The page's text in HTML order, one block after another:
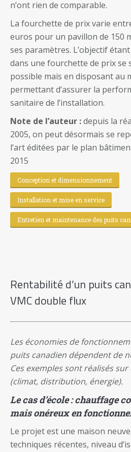
n’ont rien de comparable.
La fourchette de prix varie
euros pour un pavillon de 150
ses paramètres. L’objectif
dans une fourchette de prix se
possible mais en disposant au
permettant d’assurer la
sanitaire de l’installation.
Note de l’auteur :depuis la
2005, on peut désormais se
l’art éditées par le plan
2015
Conception et dimensionnement
Installation et mise en service
Entretien et maintenance des puits
Rentabilité d’un puits
VMC double flux
Les économies de
puits canadien dépendent de
Ces exemples sont réalisés
(climat, distribution, énergie).
Le cas d’école : chauffage
mais onéreux en
Le projet est une maison
techniques récentes, niveau